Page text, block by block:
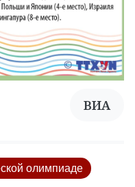
ВИА
олимпиаде